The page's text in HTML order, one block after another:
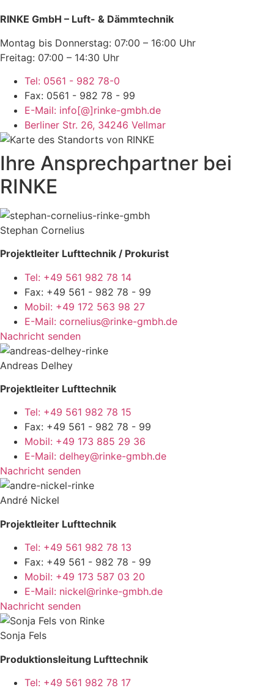
RINKE GmbH – Luft- & Dämmtechnik
Montag bis Donnerstag: 07:00 – 16:00 Uhr
Freitag: 07:00 – 14:30 Uhr
Tel: 0561 - 982 78-0
Fax: 0561 - 982 78 - 99
E-Mail: info[@]rinke-gmbh.de
Berliner Str. 26, 34246 Vellmar
Ihre Ansprechpartner bei
RINKE
Stephan Cornelius
Projektleiter Lufttechnik / Prokurist
Tel: +49 561 982 78 14
Fax: +49 561 - 982 78 - 99
Mobil: +49 172 563 98 27
E-Mail: cornelius@rinke-gmbh.de
Nachricht senden
Andreas Delhey
Projektleiter Lufttechnik
Tel: +49 561 982 78 15
Fax: +49 561 - 982 78 - 99
Mobil: +49 173 885 29 36
E-Mail: delhey@rinke-gmbh.de
Nachricht senden
André Nickel
Projektleiter Lufttechnik
Tel: +49 561 982 78 13
Fax: +49 561 - 982 78 - 99
Mobil: +49 173 587 03 20
E-Mail: nickel@rinke-gmbh.de
Nachricht senden
Sonja Fels
Produktionsleitung Lufttechnik
Tel: +49 561 982 78 17